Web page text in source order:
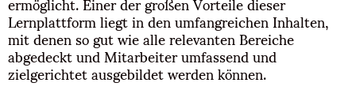
Lernplattform liegt in den umfangreichen Inhalten,
mit denen so gut wie alle relevanten Bereiche
abgedeckt und Mitarbeiter umfassend und
zielgerichtet ausgebildet werden können.